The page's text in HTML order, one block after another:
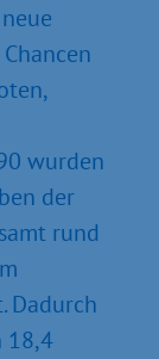
wurden
der
rund
Dadurch
18,4